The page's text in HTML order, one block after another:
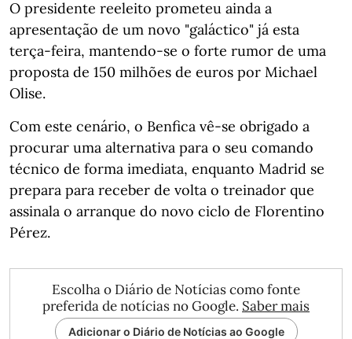
O presidente reeleito prometeu ainda a
apresentação de um novo "galáctico" já esta
terça-feira, mantendo-se o forte rumor de uma
proposta de 150 milhões de euros por Michael
Olise.
Com este cenário, o Benfica vê-se obrigado a
procurar uma alternativa para o seu comando
técnico de forma imediata, enquanto Madrid se
prepara para receber de volta o treinador que
assinala o arranque do novo ciclo de Florentino
Pérez.
Escolha o Diário de Notícias como fonte
preferida de notícias no Google. Saber mais
Adicionar o Diário de Notícias ao Google